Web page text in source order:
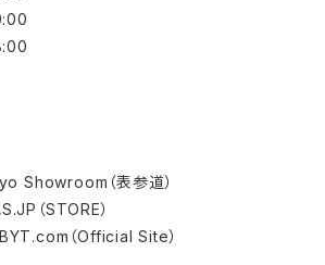
Showroom（表参道）
（STORE）
（Official Site）